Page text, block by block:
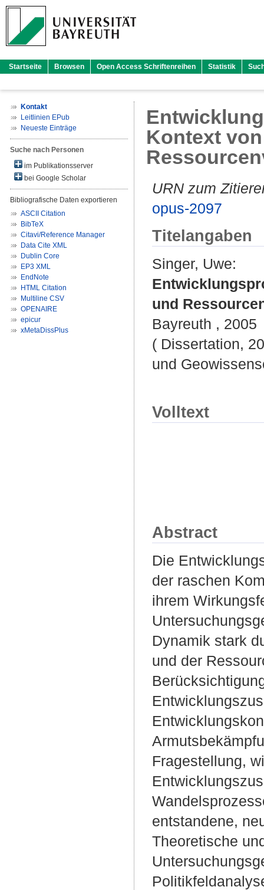
Startseite Browsen Open Access Schriftenreihen Statistik
Kontakt
Leitlinien EPub
Neueste Einträge
Suche nach Personen
im Publikationsserver
bei Google Scholar
Bibliografische Daten exportieren
ASCII Citation
BibTeX
Citavi/Reference Manager
Data Cite XML
Dublin Core
EP3 XML
EndNote
HTML Citation
Multiline CSV
OPENAIRE
epicur
xMetaDissPlus
Kontext
URN zum
opus-2097
Titelangaben
Singer, Uwe:
und
Bayreuth , 2005
( Dissertation,
und
Volltext
Abstract
Die
der raschen
ihrem
Dynamik stark
und der
Fragestellung,
entstandene,
Theoretische